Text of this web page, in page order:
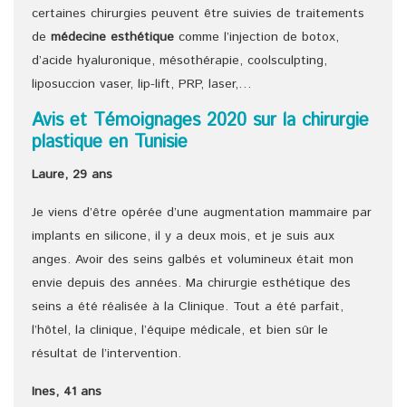
certaines chirurgies peuvent être suivies de traitements
de médecine esthétique comme l’injection de botox,
d’acide hyaluronique, mésothérapie, coolsculpting,
liposuccion vaser, lip-lift, PRP, laser,…
Avis et Témoignages 2020 sur la chirurgie
plastique en Tunisie
Laure, 29 ans
Je viens d’être opérée d’une augmentation mammaire par
implants en silicone, il y a deux mois, et je suis aux
anges. Avoir des seins galbés et volumineux était mon
envie depuis des années. Ma chirurgie esthétique des
seins a été réalisée à la Clinique. Tout a été parfait,
l’hôtel, la clinique, l’équipe médicale, et bien sûr le
résultat de l’intervention.
Ines, 41 ans